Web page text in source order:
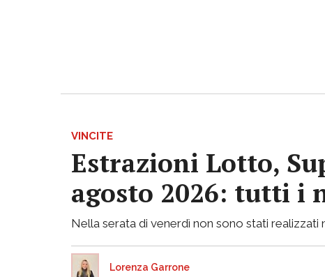
VINCITE
Estrazioni Lotto,
agosto 2026: tutti i
Nella serata di venerdì non sono stati realizzati
Lorenza Garrone